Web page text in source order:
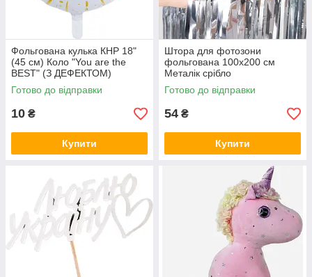
Фольгована кулька КНР 18"
(45 см) Коло "You are the
BEST" (З ДЕФЕКТОМ)
Готово до відправки
10 ₴
Купити
Штора для фотозони
фольгована 100х200 см
Металік срібло
Готово до відправки
54 ₴
Купити